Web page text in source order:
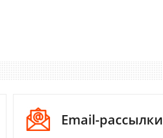
Email-рассылки